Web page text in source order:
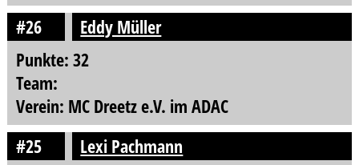
#26
Eddy Müller
Punkte: 32
Team:
Verein: MC Dreetz e.V. im ADAC
#25
Lexi Pachmann